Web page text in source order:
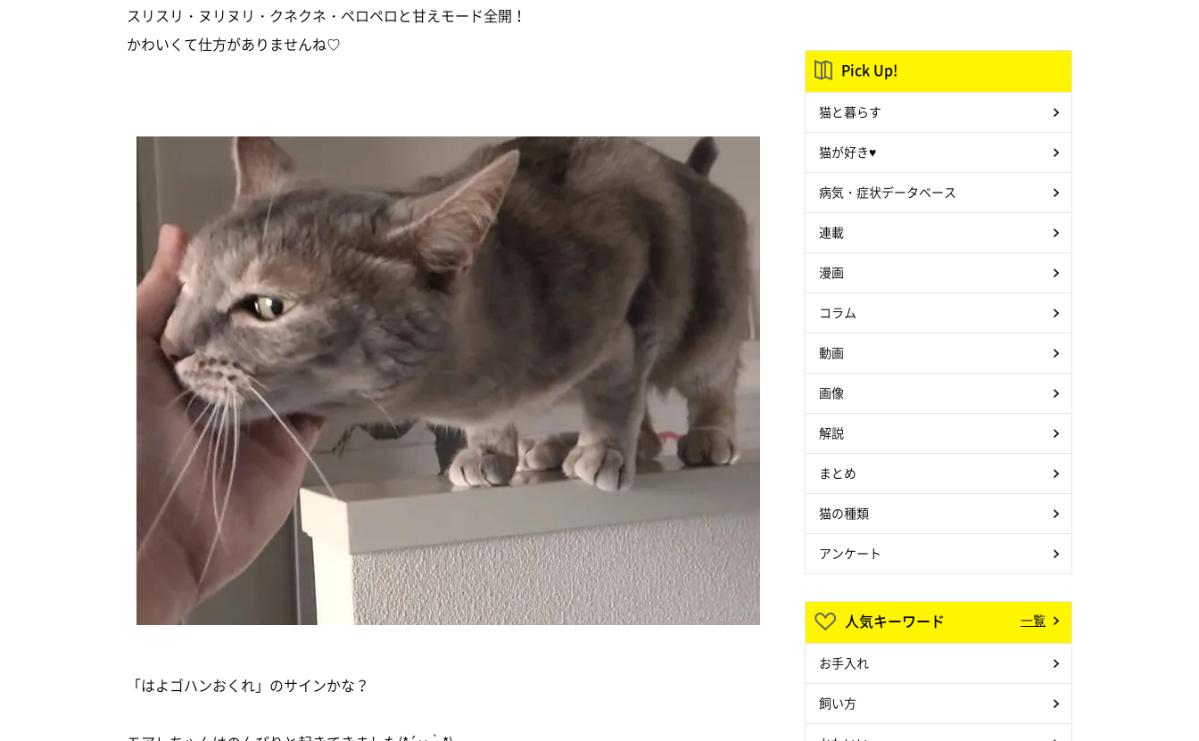
スリスリ・ヌリヌリ・クネクネ・ペロペロと甘えモード全開！
かわいくて仕方がありませんね♡
「はよゴハンおくれ」のサインかな？
Pick Up!
猫と暮らす
猫が好き♥
病気・症状データベース
連載
漫画
コラム
動画
画像
解説
まとめ
猫の種類
アンケート
人気キーワード 一覧
お手入れ
飼い方